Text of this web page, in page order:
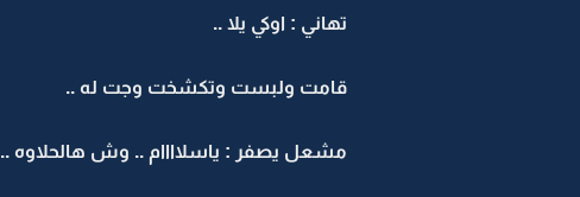
تهاني : اوكي يلا ..
قامت ولبست وتكشخت وجت له ..
مشعل يصفر : ياسلاااام .. وش هالحلاوه ..